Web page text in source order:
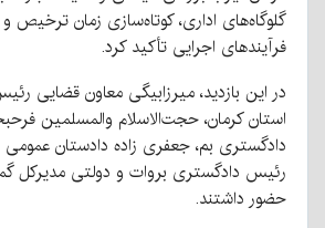
گلوگاه‌های اداری، کوتاه‌سازی زمان ترخیص
فرآیندهای اجرایی تأکید کرد.
در این بازدید، میرزابیگی معاون قضایی
استان کرمان، حجت‌الاسلام والمسلمین
دادگستری بم، جعفری زاده دادستان عمومی
رئیس دادگستری بروات و دولتی مدیرکل
حضور داشتند.